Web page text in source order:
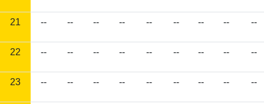
21 -- -- -- -- -- -- -- -- --
22 -- -- -- -- -- -- -- -- --
23 -- -- -- -- -- -- -- -- --